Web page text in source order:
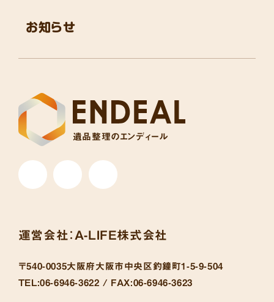
遺品整理のエンディール
お知らせ
運営会社： A-LIFE株式会社
〒540-0035大阪府大阪市中央区釣鐘町1-5-9-504
TEL:06-6946-3622 / FAX:06-6946-3623